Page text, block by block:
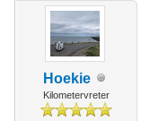
Hoekie
Kilometervreter